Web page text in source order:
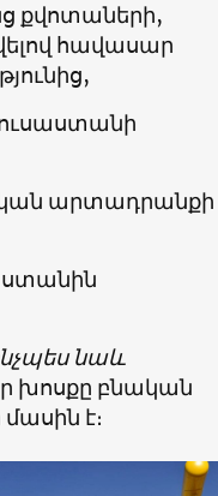
քվոտաների,
հավասար
արտադրանքի
նաև
խոսքը բնական
է։